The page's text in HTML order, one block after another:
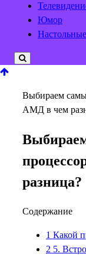
Юмор
Выбираем
АМД в чем
разница?
Содержание
1 Какой
2 5.